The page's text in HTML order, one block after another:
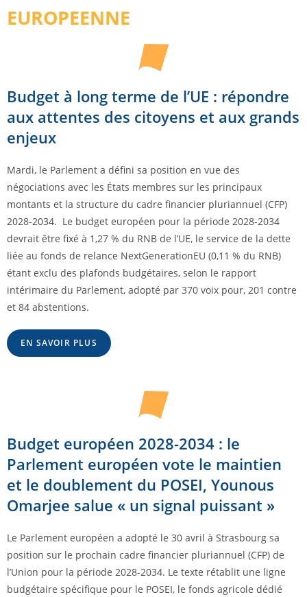
EUROPEENNE
Budget à long terme de l’UE : répondre
aux attentes des citoyens et aux grands
enjeux
Mardi, le Parlement a défini sa position en vue des
négociations avec les États membres sur les principaux
montants et la structure du cadre financier pluriannuel (CFP)
2028-2034. Le budget européen pour la période 2028-2034
devrait être fixé à 1,27 % du RNB de l’UE, le service de la dette
liée au fonds de relance NextGenerationEU (0,11 % du RNB)
étant exclu des plafonds budgétaires, selon le rapport
intérimaire du Parlement, adopté par 370 voix pour, 201 contre
et 84 abstentions.
EN SAVOIR PLUS
Budget européen 2028-2034 : le
Parlement européen vote le maintien
et le doublement du POSEI, Younous
Omarjee salue « un signal puissant »
Le Parlement européen a adopté le 30 avril à Strasbourg sa
position sur le prochain cadre financier pluriannuel (CFP) de
l’Union pour la période 2028-2034. Le texte rétablit une ligne
budgétaire spécifique pour le POSEI, le fonds agricole dédié